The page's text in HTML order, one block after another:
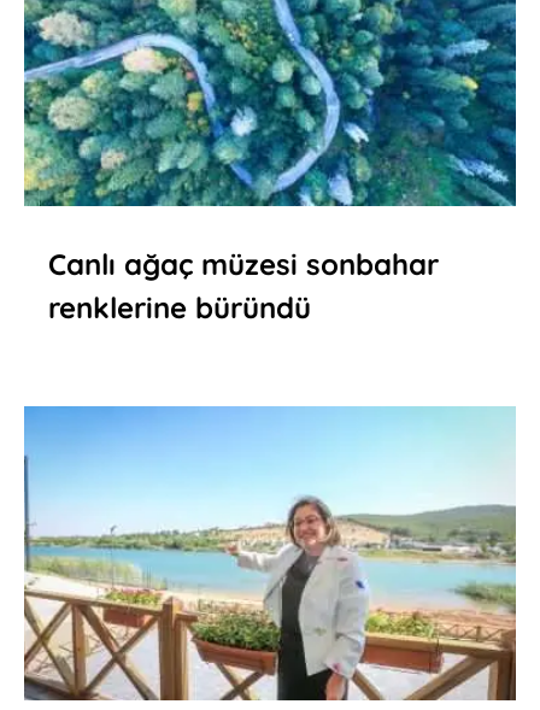
Canlı ağaç müzesi sonbahar
renklerine büründü